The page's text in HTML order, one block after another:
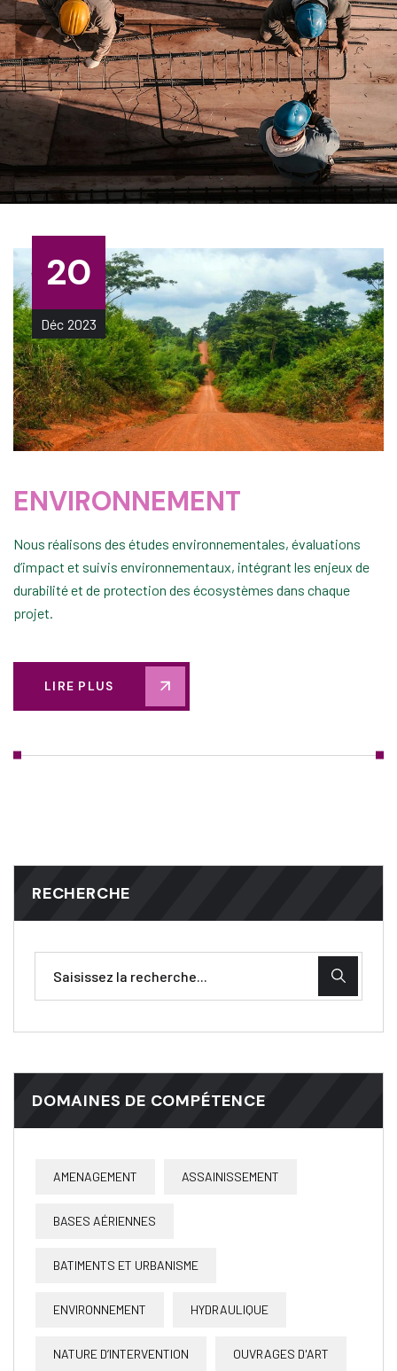
20
Déc 2023
ENVIRONNEMENT
Nous réalisons des études environnementales, évaluations
d’impact et suivis environnementaux, intégrant les enjeux de
durabilité et de protection des écosystèmes dans chaque
projet.
LIRE PLUS
RECHERCHE
DOMAINES DE COMPÉTENCE
AMENAGEMENT ASSAINISSEMENT
BASES AÉRIENNES
BATIMENTS ET URBANISME
ENVIRONNEMENT HYDRAULIQUE
NATURE D’INTERVENTION OUVRAGES D'ART